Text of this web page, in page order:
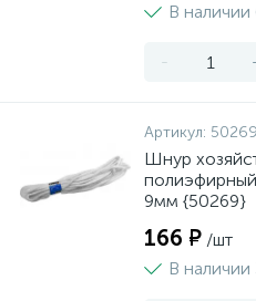
В наличии
-
Артикул: 50269
Шнур
9мм {50269}
166 ₽ /шт
В наличии